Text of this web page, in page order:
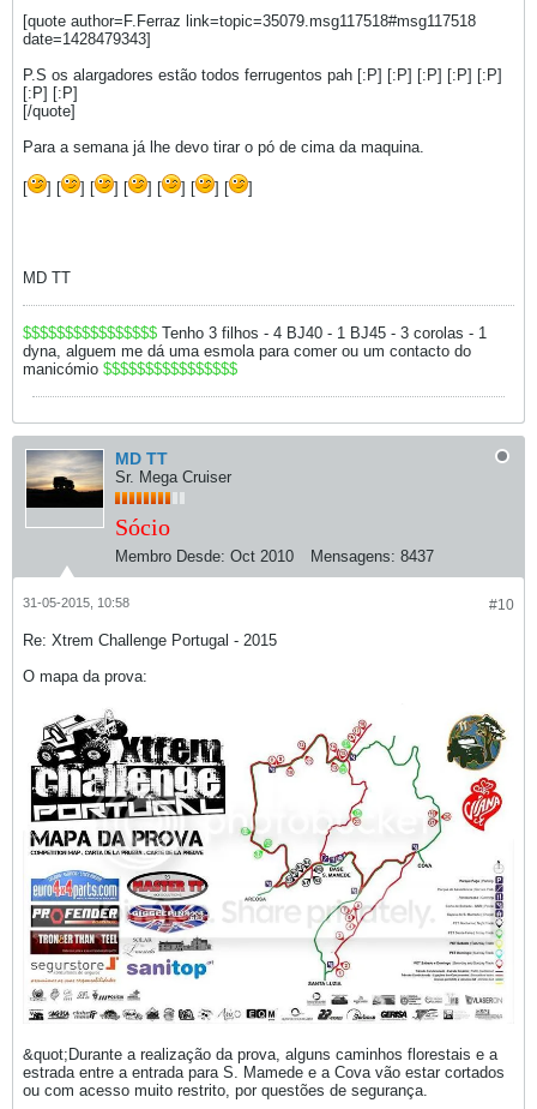
[quote author=F.Ferraz link=topic=35079.msg117518#msg117518
date=1428479343]
P.S os alargadores estão todos ferrugentos pah [:P] [:P] [:P] [:P] [:P]
[:P] [:P]
[/quote]
Para a semana já lhe devo tirar o pó de cima da maquina.
[ ] [ ] [ ] [ ] [ ] [ ] [ ]
MD TT
$$$$$$$$$$$$$$$$ Tenho 3 filhos - 4 BJ40 - 1 BJ45 - 3 corolas - 1
dyna, alguem me dá uma esmola para comer ou um contacto do
manicómio $$$$$$$$$$$$$$$$
MD TT
Sr. Mega Cruiser
Sócio
Membro Desde: Oct 2010 Mensagens: 8437
#10
31-05-2015, 10:58
Re: Xtrem Challenge Portugal - 2015
O mapa da prova:
&quot;Durante a realização da prova, alguns caminhos florestais e a
estrada entre a entrada para S. Mamede e a Cova vão estar cortados
ou com acesso muito restrito, por questões de segurança.